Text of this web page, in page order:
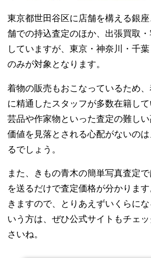
東京都世田谷区に店舗を構える銀
舗での持込査定のほか、出張買取
していますが、東京・神奈川・千
のみが対象となります。
着物の販売もおこなっているため
に精通したスタッフが多数在籍し
芸品や作家物といった査定の難しい
価値を見落とされる心配がないのは
るでしょう。
また、きもの青木の簡単写真査定
を送るだけで査定価格が分かりま
きますので、とりあえずいくらに
いう方は、ぜひ公式サイトもチェ
さいね。